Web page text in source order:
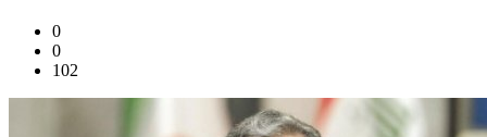
0
0
102